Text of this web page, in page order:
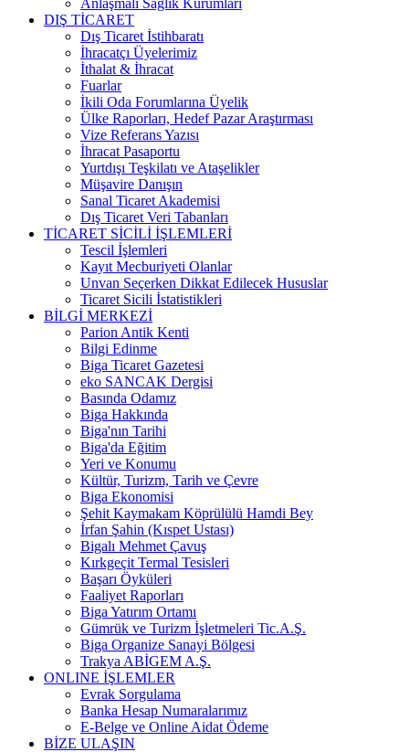
Anlaşmalı Sağlık Kurumları
DIŞ TİCARET
Dış Ticaret İstihbaratı
İhracatçı Üyelerimiz
İthalat & İhracat
Fuarlar
İkili Oda Forumlarına Üyelik
Ülke Raporları, Hedef Pazar Araştırması
Vize Referans Yazısı
İhracat Pasaportu
Yurtdışı Teşkilatı ve Ataşelikler
Müşavire Danışın
Sanal Ticaret Akademisi
Dış Ticaret Veri Tabanları
TİCARET SİCİLİ İŞLEMLERİ
Tescil İşlemleri
Kayıt Mecburiyeti Olanlar
Unvan Seçerken Dikkat Edilecek Hususlar
Ticaret Sicili İstatistikleri
BİLGİ MERKEZİ
Parion Antik Kenti
Bilgi Edinme
Biga Ticaret Gazetesi
eko SANCAK Dergisi
Basında Odamız
Biga Hakkında
Biga'nın Tarihi
Biga'da Eğitim
Yeri ve Konumu
Kültür, Turizm, Tarih ve Çevre
Biga Ekonomisi
Şehit Kaymakam Köprülülü Hamdi Bey
İrfan Şahin (Kıspet Ustası)
Bigalı Mehmet Çavuş
Kırkgeçit Termal Tesisleri
Başarı Öyküleri
Faaliyet Raporları
Biga Yatırım Ortamı
Gümrük ve Turizm İşletmeleri Tic.A.Ş.
Biga Organize Sanayi Bölgesi
Trakya ABİGEM A.Ş.
ONLINE İŞLEMLER
Evrak Sorgulama
Banka Hesap Numaralarımız
E-Belge ve Online Aidat Ödeme
BİZE ULAŞIN